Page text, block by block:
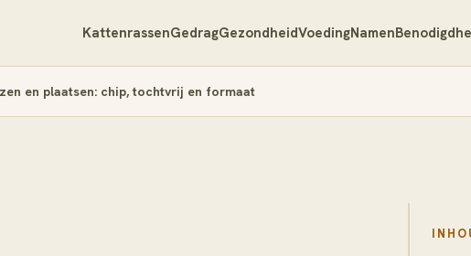
KattenrassenGedragGezondheidVoedingNamen
en plaatsen: chip, tochtvrij en formaat